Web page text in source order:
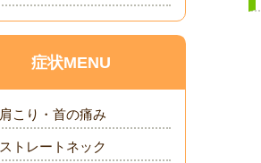
症状MENU
肩こり・首の痛み
ストレートネック